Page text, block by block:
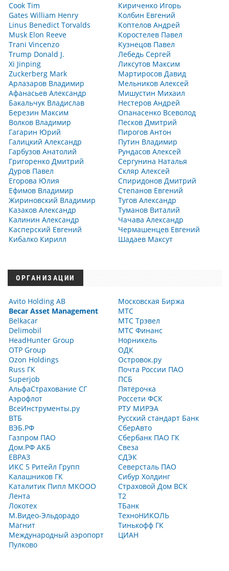
Cook Tim
Gates William Henry
Linus Benedict Torvalds
Musk Elon Reeve
Trani Vincenzo
Trump Donald J.
Xi Jinping
Zuckerberg Mark
Арлазаров Владимир
Афанасьев Александр
Бакальчук Владислав
Березин Максим
Волков Владимир
Гагарин Юрий
Галицкий Александр
Гарбузов Анатолий
Григоренко Дмитрий
Дуров Павел
Егорова Юлия
Ефимов Владимир
Жириновский Владимир
Казаков Александр
Калинин Александр
Касперский Евгений
Кибалко Кирилл
Кириченко Игорь
Колбин Евгений
Коптелов Андрей
Коростелев Павел
Кузнецов Павел
Лебедь Сергей
Ликсутов Максим
Мартиросов Давид
Мельников Алексей
Мишустин Михаил
Нестеров Андрей
Опанасенко Всеволод
Песков Дмитрий
Пирогов Антон
Путин Владимир
Рундасов Алексей
Сергунина Наталья
Скляр Алексей
Спиридонов Дмитрий
Степанов Евгений
Тугов Александр
Туманов Виталий
Чачава Александр
Чермашенцев Евгений
Шадаев Максут
ОРГАНИЗАЦИИ
Avito Holding AB
Becar Asset Management
Belkacar
Delimobil
HeadHunter Group
OTP Group
Ozon Holdings
Russ ГК
Superjob
АльфаСтрахование СГ
Аэрофлот
ВсеИнструменты.ру
ВТБ
ВЭБ.РФ
Газпром ПАО
Дом.РФ АКБ
ЕВРАЗ
ИКС 5 Ритейл Групп
Калашников ГК
Каталитик Пипл МКООО
Лента
Локотех
М.Видео-Эльдорадо
Магнит
Международный аэропорт
Пулково
Московская Биржа
МТС
МТС Трэвел
МТС Финанс
Норникель
ОДК
Островок.ру
Почта России ПАО
ПСБ
Пятёрочка
Россети ФСК
РТУ МИРЭА
Русский стандарт Банк
СберАвто
Сбербанк ПАО ГК
Свеза
СДЭК
Северсталь ПАО
Сибур Холдинг
Страховой Дом ВСК
Т2
ТБанк
ТехноНИКОЛЬ
Тинькофф ГК
ЦИАН